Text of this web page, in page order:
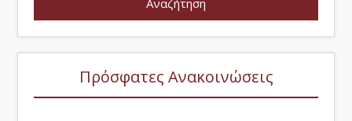
Πρόσφατες Ανακοινώσεις